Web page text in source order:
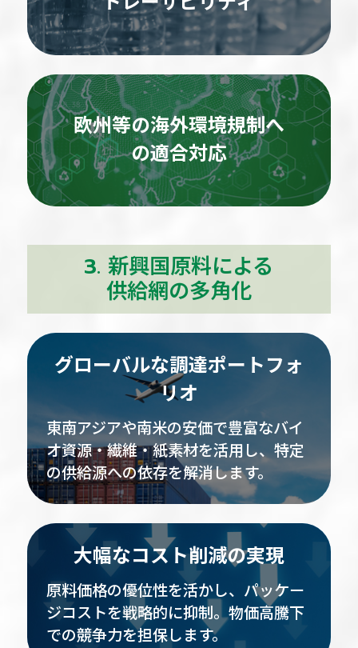
欧州等の海外環境規制へ
の適合対応
3. 新興国原料による
供給網の多角化
グローバルな調達ポートフォ
リオ
東南アジアや南米の安価で豊富なバイ
オ資源・繊維・紙素材を活用し、特定
の供給源への依存を解消します。
大幅なコスト削減の実現
原料価格の優位性を活かし、パッケー
ジコストを戦略的に抑制。物価高騰下
での競争力を担保します。